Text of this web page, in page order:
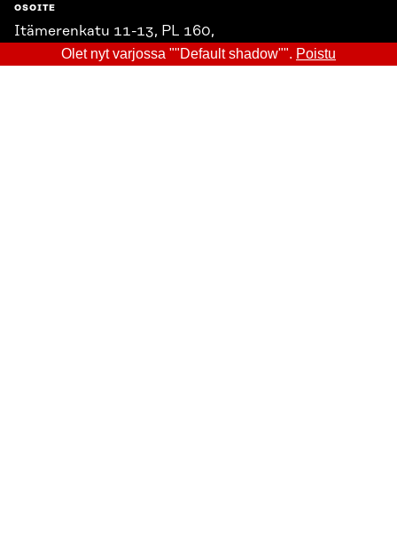
OSOITE
Itämerenkatu 11-13, PL 160,
00181 Helsinki
Olet nyt varjossa ""Default shadow"". Poistu